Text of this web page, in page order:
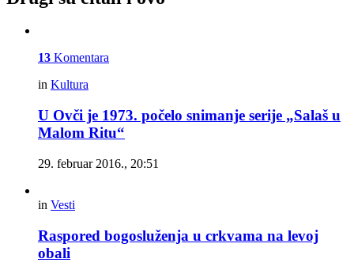
13 Komentara
in Kultura
U Ovči je 1973. počelo snimanje serije „Salaš u
Malom Ritu“
29. februar 2016., 20:51
in Vesti
Raspored bogosluženja u crkvama na levoj
obali